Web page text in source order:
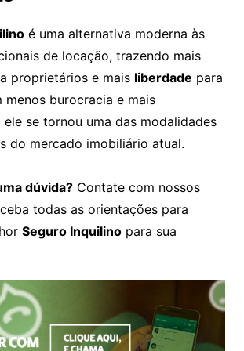
é uma alternativa moderna às
de locação, trazendo mais
proprietários e mais liberdade para
menos burocracia e mais
se tornou uma das modalidades
do mercado imobiliário atual.
dúvida?Contate com nossos
todas as orientações para
Seguro Inquilinopara sua